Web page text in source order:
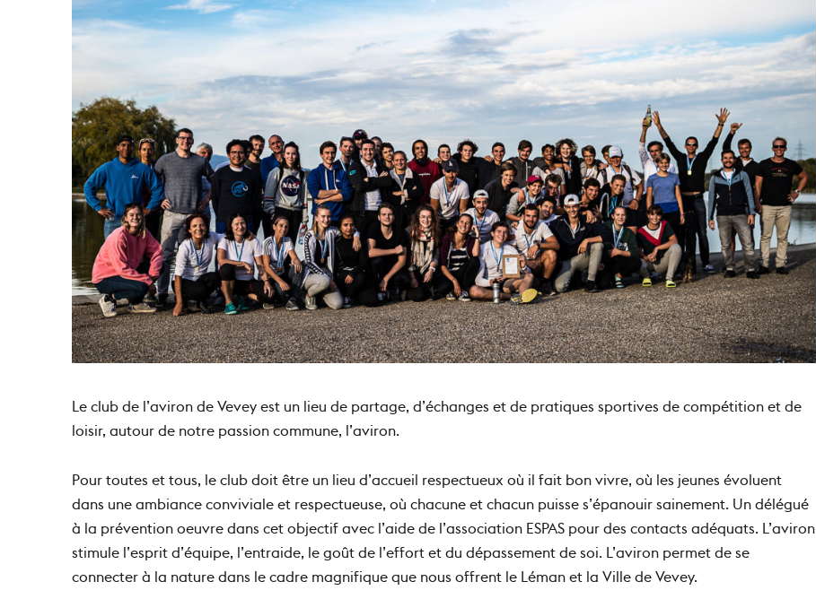
Le club de l’aviron de Vevey est un lieu de partage, d’échanges et de pratiques sportives de compétition et de
loisir, autour de notre passion commune, l’aviron.
Pour toutes et tous, le club doit être un lieu d’accueil respectueux où il fait bon vivre, où les jeunes évoluent
dans une ambiance conviviale et respectueuse, où chacune et chacun puisse s’épanouir sainement. Un délégué
à la prévention oeuvre dans cet objectif avec l’aide de l’association ESPAS pour des contacts adéquats. L’aviron
stimule l’esprit d’équipe, l’entraide, le goût de l’effort et du dépassement de soi. L’aviron permet de se
connecter à la nature dans le cadre magnifique que nous offrent le Léman et la Ville de Vevey.